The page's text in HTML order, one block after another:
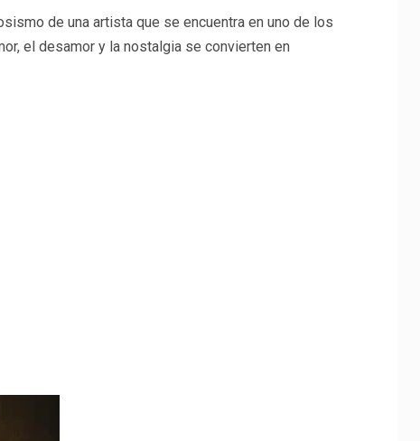
de una artista que se encuentra en uno de los
el desamor y la nostalgia se convierten en